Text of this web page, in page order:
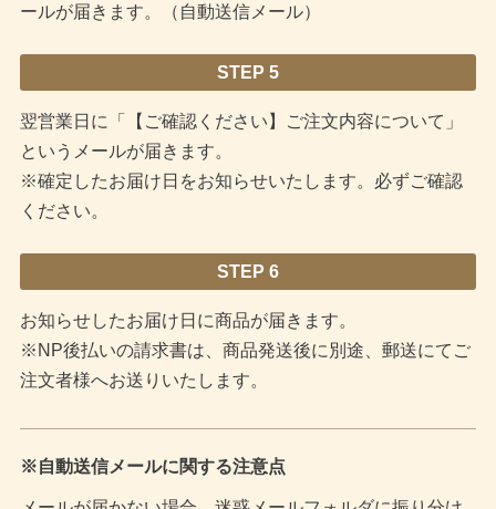
ールが届きます。（自動送信メール）
STEP 5
翌営業日に「【ご確認ください】ご注文内容について」
というメールが届きます。
※確定したお届け日をお知らせいたします。必ずご確認
ください。
STEP 6
お知らせしたお届け日に商品が届きます。
※NP後払いの請求書は、商品発送後に別途、郵送にてご
注文者様へお送りいたします。
※自動送信メールに関する注意点